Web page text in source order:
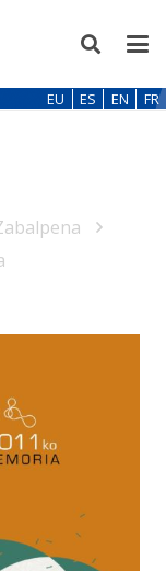
EU ES EN FR